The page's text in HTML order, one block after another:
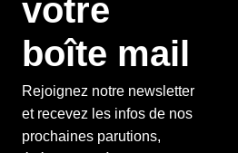
votre
boîte mail
Rejoignez notre newsletter
et recevez les infos de nos
prochaines parutions,